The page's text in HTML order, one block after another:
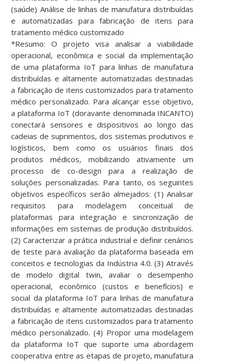
(saúde) Análise de linhas de manufatura distribuídas
e automatizadas para fabricação de itens para
tratamento médico customizado
*Resumo: O projeto visa analisar a viabilidade
operacional, econômica e social da implementação
de uma plataforma IoT para linhas de manufatura
distribuídas e altamente automatizadas destinadas
a fabricação de itens customizados para tratamento
médico personalizado. Para alcançar esse objetivo,
a plataforma IoT (doravante denominada INCANTO)
conectará sensores e dispositivos ao longo das
cadeias de suprimentos, dos sistemas produtivos e
logísticos, bem como os usuários finais dos
produtos médicos, mobilizando ativamente um
processo de co-design para a realização de
soluções personalizadas. Para tanto, os seguintes
objetivos específicos serão almejados: (1) Analisar
requisitos para modelagem conceitual de
plataformas para integração e sincronização de
informações em sistemas de produção distribuídos.
(2) Caracterizar a prática industrial e definir cenários
de teste para avaliação da plataforma baseada em
conceitos e tecnologias da Indústria 4.0. (3) Através
de modelo digital twin, avaliar o desempenho
operacional, econômico (custos e benefícios) e
social da plataforma IoT para linhas de manufatura
distribuídas e altamente automatizadas destinadas
a fabricação de itens customizados para tratamento
médico personalizado. (4) Propor uma modelagem
da plataforma IoT que suporte uma abordagem
cooperativa entre as etapas de projeto, manufatura